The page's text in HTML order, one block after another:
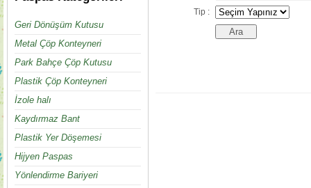
Geri Dönüşüm Kutusu
Metal Çöp Konteyneri
Park Bahçe Çöp Kutusu
Plastik Çöp Konteyneri
İzole halı
Kaydırmaz Bant
Plastik Yer Döşemesi
Hijyen Paspas
Yönlendirme Bariyeri
Tip :